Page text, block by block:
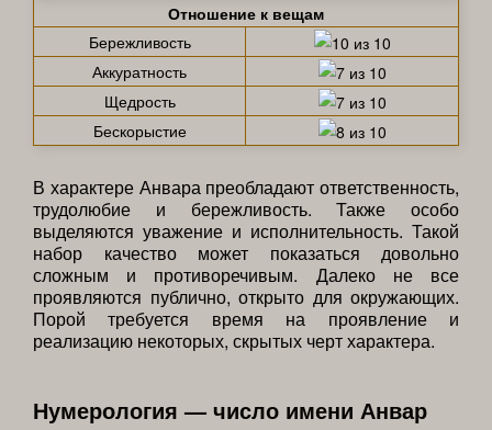
Отношение к вещам
Бережливость
Аккуратность
Щедрость
Бескорыстие
В характере Анвара преобладают ответственность,
трудолюбие и бережливость. Также особо
выделяются уважение и исполнительность. Такой
набор качество может показаться довольно
сложным и противоречивым. Далеко не все
проявляются публично, открыто для окружающих.
Порой требуется время на проявление и
реализацию некоторых, скрытых черт характера.
Нумерология — число имени Анвар